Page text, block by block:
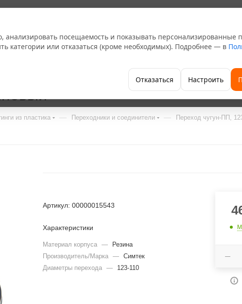
Компания
из пластика — Переходники и соединители — Переход чугун-ПП,
Артикул: 00000015543
Характеристики
Материал корпуса —
Резина
Производитель/Марка
—
Симтек
Диаметры перехода
— 123-110
анализировать посещаемость и показывать персонализированные
категории или отказаться (кроме необходимых). Подробнее — в
Отказаться Настроить